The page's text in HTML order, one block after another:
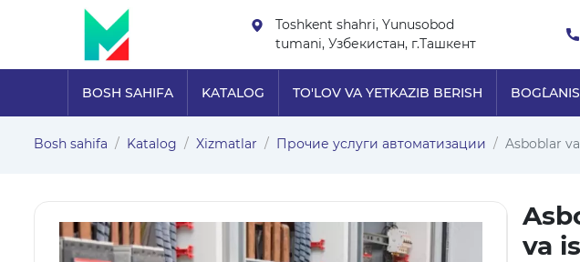
Toshkent shahri, Yunusobod
tumani, Узбекистан, г.Ташкент
BOSH SAHIFA KATALOG TO'LOV VA YETKAZIB BERISH
Bosh sahifa Katalog Xizmatlar Прочие услуги автоматизации Asboblar
va